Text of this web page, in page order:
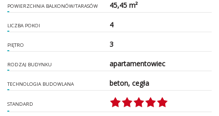
POWIERZCHNIA BALKONÓW/TARASÓW 45,45 m²
LICZBA POKOI 4
PIĘTRO 3
RODZAJ BUDYNKU apartamentowiec
TECHNOLOGIA BUDOWLANA beton, cegła
STANDARD